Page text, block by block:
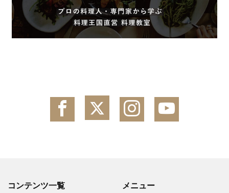
コンテンツ一覧 メニュー